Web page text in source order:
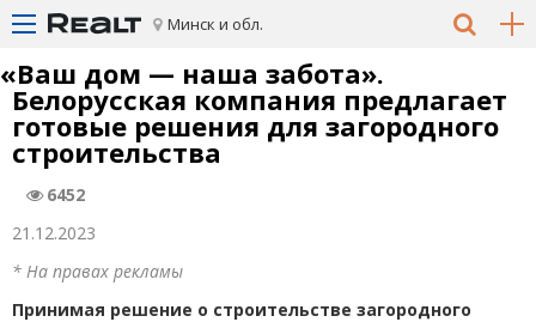
Минск и обл.
«Ваш дом — наша забота».
Белорусская компания предлагает
готовые решения для загородного
строительства
6452
21.12.2023
* На правах рекламы
Принимая решение о строительстве загородного